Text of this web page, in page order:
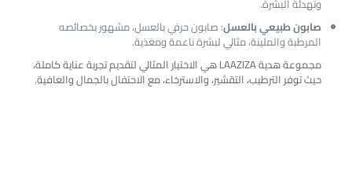
وتهدئة البشرة.
صابون طبيعي بالعسل: صابون حرفي بالعسل، مشهور بخصائصه
المرطبة والملينة، مثالي لبشرة ناعمة ومغذية.
مجموعة هدية LAAZIZA هي الاختيار المثالي لتقديم تجربة عناية كاملة،
حيث توفر الترطيب، التقشير، والاسترخاء، مع الاحتفال بالجمال والعافية.